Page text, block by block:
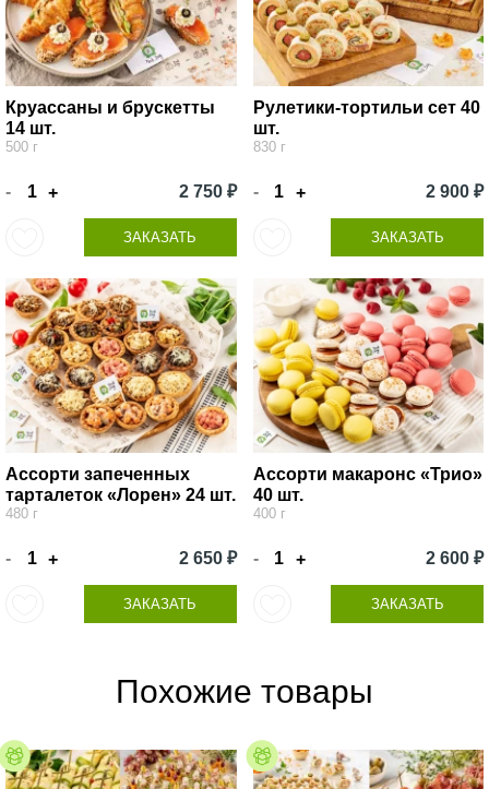
Круассаны и брускетты
14 шт.
500 г
- + 2 750 ₽
ЗАКАЗАТЬ
Рулетики-тортильи сет 40
шт.
830 г
- + 2 900 ₽
ЗАКАЗАТЬ
Ассорти запеченных
тарталеток «Лорен» 24 шт.
480 г
- + 2 650 ₽
ЗАКАЗАТЬ
Ассорти макаронс «Трио»
40 шт.
400 г
- + 2 600 ₽
ЗАКАЗАТЬ
Похожие товары